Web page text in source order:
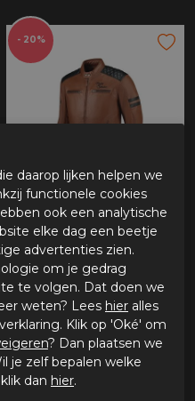
- 20%
Rusty Stitches Jari V2
€ 339,95 € 271,96
daarop lijken helpen we
functionele cookies
ook een analytische
elke dag een beetje
advertenties zien.
om je gedrag
te volgen. Dat doen we
weten? Lees hier alles
Klik op 'Oké' om
? Dan plaatsen we
je zelf bepalen welke
dan hier.